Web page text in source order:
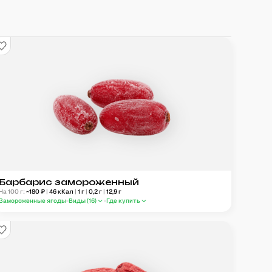
замороженный
100 г: ~180₽ | 46кКал | 1 г | 0,2г | 12,9г
ягоды Виды (16) Где купить